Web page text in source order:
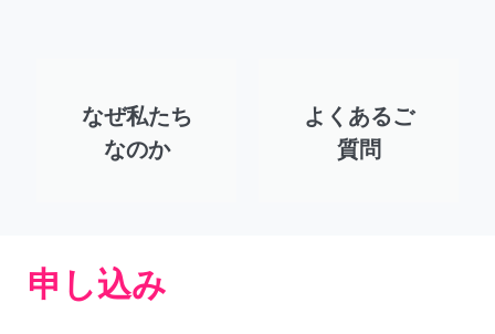
なぜ私たち
なのか
よくあるご
質問
申し込み